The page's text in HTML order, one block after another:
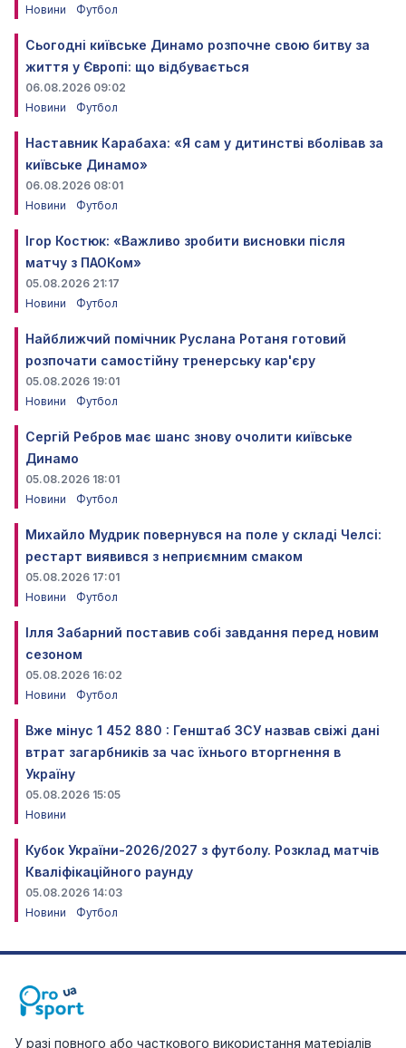
Новини
Футбол
Сьогодні київське Динамо розпочне свою битву за
життя у Європі: що відбувається
06.08.2026 09:02
Новини
Футбол
Наставник Карабаха: «Я сам у дитинстві вболівав за
київське Динамо»
06.08.2026 08:01
Новини
Футбол
Ігор Костюк: «Важливо зробити висновки після
матчу з ПАОКом»
05.08.2026 21:17
Новини
Футбол
Найближчий помічник Руслана Ротаня готовий
розпочати самостійну тренерську кар'єру
05.08.2026 19:01
Новини
Футбол
Сергій Ребров має шанс знову очолити київське
Динамо
05.08.2026 18:01
Новини
Футбол
Михайло Мудрик повернувся на поле у складі Челсі:
рестарт виявився з неприємним смаком
05.08.2026 17:01
Новини
Футбол
Ілля Забарний поставив собі завдання перед новим
сезоном
05.08.2026 16:02
Новини
Футбол
Вже мінус 1 452 880 : Генштаб ЗСУ назвав свіжі дані
втрат загарбників за час їхнього вторгнення в
Україну
05.08.2026 15:05
Новини
Кубок України-2026/2027 з футболу. Розклад матчів
Кваліфікаційного раунду
05.08.2026 14:03
Новини
Футбол
У разі повного або часткового використання матеріалів